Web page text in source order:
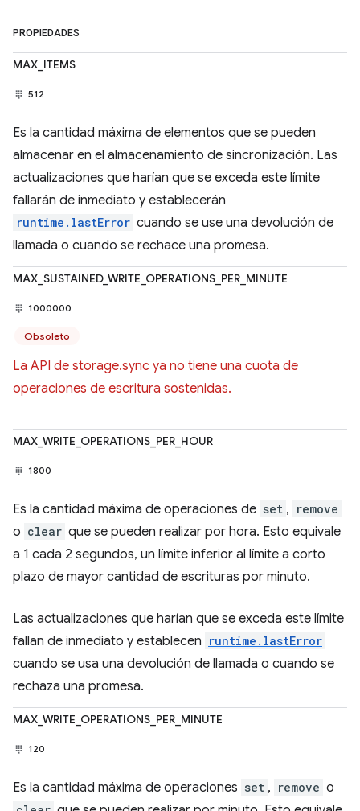
PROPIEDADES
MAX_ITEMS
512
Es la cantidad máxima de elementos que se pueden
almacenar en el almacenamiento de sincronización. Las
actualizaciones que harían que se exceda este límite
fallarán de inmediato y establecerán
runtime.lastError cuando se use una devolución de
llamada o cuando se rechace una promesa.
MAX_SUSTAINED_WRITE_OPERATIONS_PER_MINUTE
1000000
Obsoleto
La API de storage.sync ya no tiene una cuota de
operaciones de escritura sostenidas.
MAX_WRITE_OPERATIONS_PER_HOUR
1800
Es la cantidad máxima de operaciones de set , remove
o clear que se pueden realizar por hora. Esto equivale
a 1 cada 2 segundos, un límite inferior al límite a corto
plazo de mayor cantidad de escrituras por minuto.
Las actualizaciones que harían que se exceda este límite
fallan de inmediato y establecen runtime.lastError
cuando se usa una devolución de llamada o cuando se
rechaza una promesa.
MAX_WRITE_OPERATIONS_PER_MINUTE
120
Es la cantidad máxima de operaciones set , remove o